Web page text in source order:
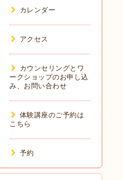
カレンダー
アクセス
カウンセリングとワ
ークショップのお申し込
み、お問い合わせ
体験講座のご予約は
こちら
予約